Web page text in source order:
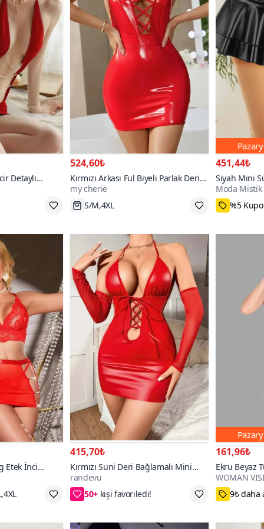
Detaylı
524,60₺
Kırmızı Arkası Ful Biyeli Parlak Deri
Görünümlü Elbise
my cherie
Hızlı Kargo
451,44₺
Siyah Mini
Fırfırlı Suni
Etek
Moda Mistik
24₺
Etek İnci
415,70₺
Kırmızı Suni Deri Bağlamalı Mini
Elbise Kolluk Seti
randevu
50+
S,M,L,XL,2XL
161,96₺
Ekru Beyaz
Desenli
Yırtmaçlı
WOMAN
XS-S